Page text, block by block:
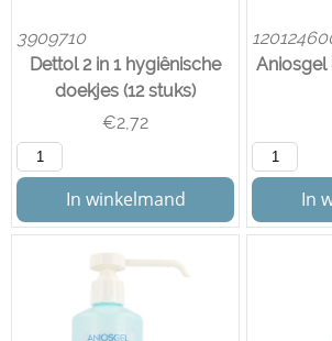
3909710
Dettol 2 in 1 hygiênische
doekjes (12 stuks)
€2,72
In winkelmand
Aniosgel
In